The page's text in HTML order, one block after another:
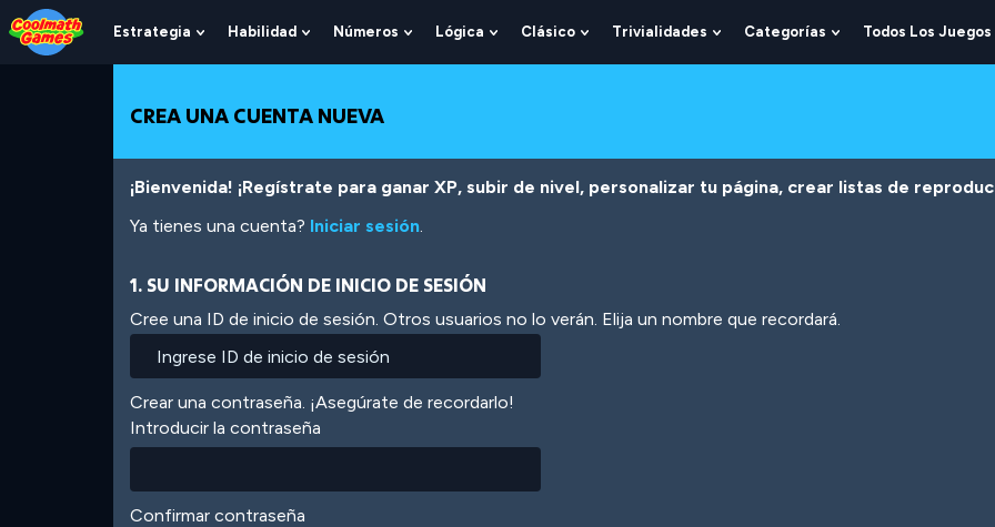
Skip
to
Top
Skip
to
Navigation
Skip
to
Main
Skip
to
Footer
Pasar
al
contenido
Estrategia
Show
Submenu
Estrategia
Habilidad
Show
Submenu
Habilidad
Números
Show
Submenu
Lógica
Show
Submenu
Clásico
Show
Submenu
Trivialidades
Show
Submenu
Categorías
Show
Submenu
Todos Los Juegos
CREA UNA CUENTA NUEVA
¡Bienvenida! ¡Regístrate para ganar XP, subir de nivel, personalizar tu página, crear listas de
Ya tienes una cuenta? Iniciar sesión.
1. SU INFORMACIÓN DE INICIO DE SESIÓN
Cree una ID de inicio de sesión. Otros usuarios no lo verán. Elija un nombre que recordará.
Crear una contraseña. ¡Asegúrate de recordarlo!
Introducir la contraseña
Confirmar contraseña